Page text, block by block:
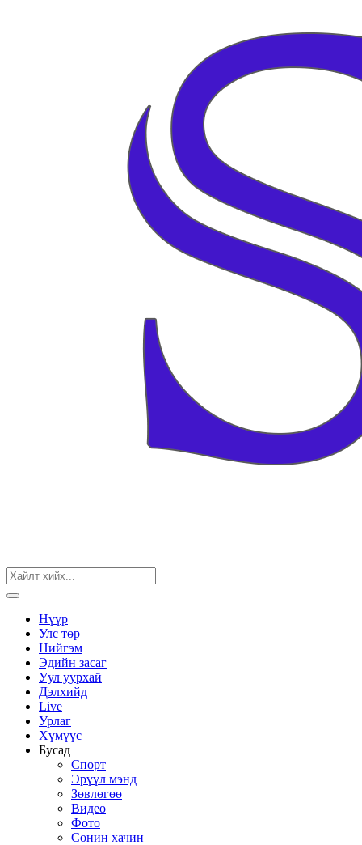
Нүүр
Улс төр
Нийгэм
Эдийн засаг
Уул уурхай
Дэлхийд
Live
Урлаг
Хүмүүс
Бусад
Спорт
Эрүүл мэнд
Зөвлөгөө
Видео
Фото
Сонин хачин